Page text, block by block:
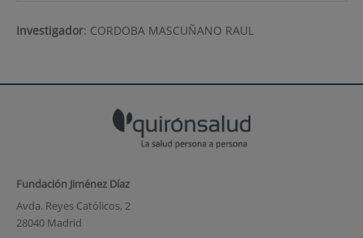
Investigador: CORDOBA MASCUÑANO RAUL
Fundación Jiménez Díaz
Avda. Reyes Católicos, 2
28040 Madrid